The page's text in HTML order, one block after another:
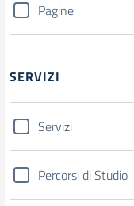
Pagine
SERVIZI
Servizi
Percorsi di Studio